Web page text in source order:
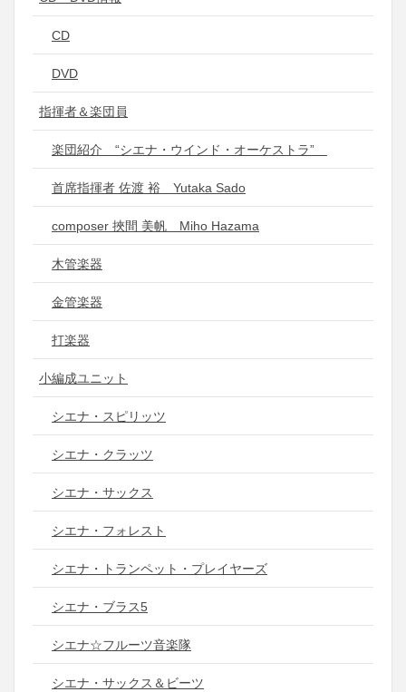
CD
DVD
指揮者＆楽団員
楽団紹介 “シエナ・ウインド・オーケストラ”
首席指揮者 佐渡 裕 Yutaka Sado
composer 挾間 美帆 Miho Hazama
木管楽器
金管楽器
打楽器
小編成ユニット
シエナ・スピリッツ
シエナ・クラッツ
シエナ・サックス
シエナ・フォレスト
シエナ・トランペット・プレイヤーズ
シエナ・ブラス5
シエナ☆フルーツ音楽隊
シエナ・サックス＆ビーツ